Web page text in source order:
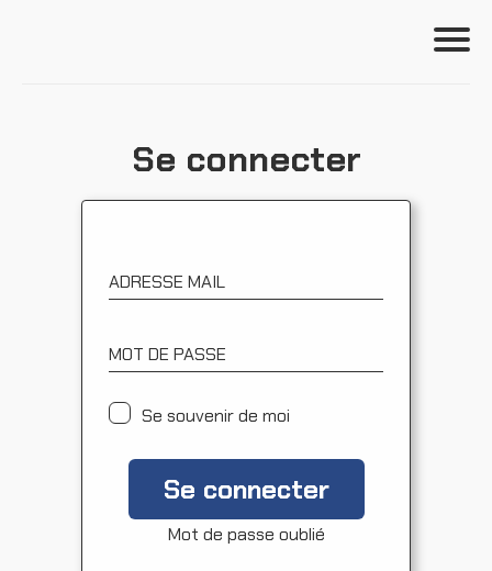
Formations
Se connecter
Se connecter
ADRESSE MAIL
MOT DE PASSE
Se souvenir de moi
Se connecter
Mot de passe oublié